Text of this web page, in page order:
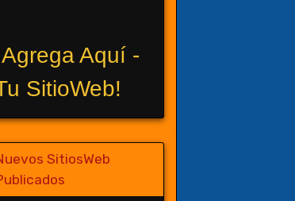
Aquí -
SitioWeb!
SitiosWeb